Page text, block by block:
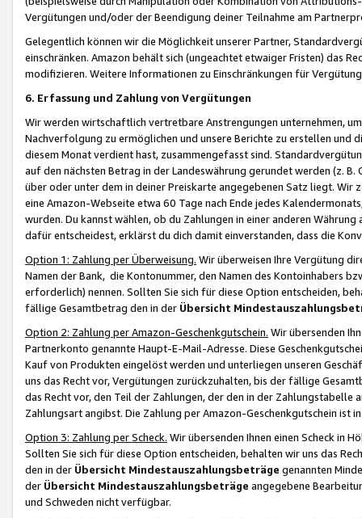
Vergütungen und/oder der Beendigung deiner Teilnahme am
Gelegentlich können wir die Möglichkeit unserer Partner,
einschränken. Amazon behält sich (ungeachtet etwaiger Fristen) das
modifizieren. Weitere Informationen zu Einschränkungen für
6. Erfassung und Zahlung von Vergütungen
Wir werden wirtschaftlich vertretbare Anstrengungen unternehmen,
Nachverfolgung zu ermöglichen und unsere Berichte zu erstellen und
diesem Monat verdient hast, zusammengefasst sind.
auf den nächsten Betrag in der Landeswährung gerundet werden (z.
über oder unter dem in deiner Preiskarte angegebenen Satz liegt.
eine Amazon-Webseite etwa 60 Tage nach Ende jedes
wurden. Du kannst wählen, ob du Zahlungen in einer anderen
dafür entscheidest, erklärst du dich damit einverstanden, dass die
Option 1: Zahlung per Überweisung. Wir überweisen Ihre Vergütung
Namen der Bank, die Kontonummer, den Namen des Kontoinhabers
erforderlich) nennen. Sollten Sie sich für diese Option entscheiden,
fällige Gesamtbetrag den in der Übersicht
Option 2: Zahlung per Amazon-Geschenkgutschein. Wir übersenden
Partnerkonto genannte Haupt-E-Mail-Adresse. Diese
Kauf von Produkten eingelöst werden und unterliegen unseren
uns das Recht vor, Vergütungen zurückzuhalten, bis der fällige
das Recht vor, den Teil der Zahlungen, der den in der
Zahlungsart angibst. Die Zahlung per Amazon-Geschenkgutschein ist
Option 3: Zahlung per Scheck. Wir übersenden Ihnen einen Scheck in
Sollten Sie sich für diese Option entscheiden, behalten wir uns das
den in der Übersicht Mindestauszahlungsbeträge genannten
der Übersicht Mindestauszahlungsbeträge angegebene
und Schweden nicht verfügbar.